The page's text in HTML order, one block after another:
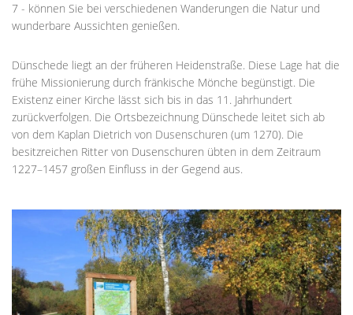
7 - können Sie bei verschiedenen Wanderungen die Natur und
wunderbare Aussichten genießen.
Dünschede liegt an der früheren Heidenstraße. Diese Lage hat die
frühe Missionierung durch fränkische Mönche begünstigt. Die
Existenz einer Kirche lässt sich bis in das 11. Jahrhundert
zurückverfolgen. Die Ortsbezeichnung Dünschede leitet sich ab
von dem Kaplan Dietrich von Dusenschuren (um 1270). Die
besitzreichen Ritter von Dusenschuren übten in dem Zeitraum
1227–1457 großen Einfluss in der Gegend aus.